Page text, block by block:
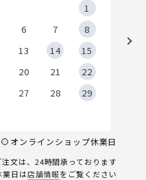
1
6 7
8
13 14
15
20 21
22
27 28
29
オンラインショップ休業日
文は、24時間承っております
日は店舗情報をご覧ください